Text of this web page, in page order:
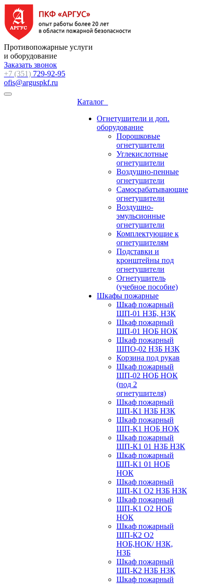
Противопожарные услуги
и оборудование
Заказать звонок
+7 (351) 729-92-95
ofis@arguspkf.ru
Каталог
Огнетушители и доп.
оборудование
Порошковые
огнетушители
Углекислотные
огнетушители
Воздушно-пенные
огнетушители
Самосрабатывающие
огнетушители
Воздушно-
эмульсионные
огнетушители
Комплектующие к
огнетушителям
Подставки и
кронштейны под
огнетушители
Огнетушитель
(учебное пособие)
Шкафы пожарные
Шкаф пожарный
ШП-01 НЗБ, НЗК
Шкаф пожарный
ШП-01 НОБ НОК
Шкаф пожарный
ШПО-02 НЗБ НЗК
Корзина под рукав
Шкаф пожарный
ШП-02 НОБ НОК
(под 2
огнетушителя)
Шкаф пожарный
ШП-К1 НЗБ НЗК
Шкаф пожарный
ШП-К1 НОБ НОК
Шкаф пожарный
ШП-К1 01 НЗБ НЗК
Шкаф пожарный
ШП-К1 01 НОБ
НОК
Шкаф пожарный
ШП-К1 О2 НЗБ НЗК
Шкаф пожарный
ШП-К1 О2 НОБ
НОК
Шкаф пожарный
ШП-К2 О2
НОБ,НОК/ НЗК,
НЗБ
Шкаф пожарный
ШП-К2 НЗБ НЗК
Шкаф пожарный